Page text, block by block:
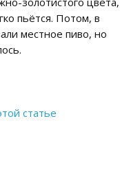
пьётся. Потом, в
местное пиво, но
статье